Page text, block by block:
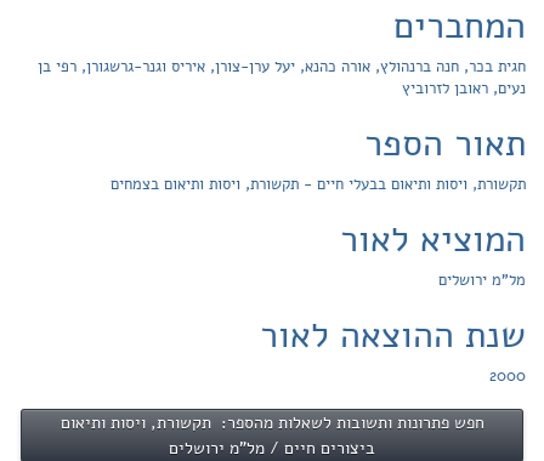
המחברים
חגית בכר, חנה ברנהולץ, אורה כהנא, יעל ערן-צורן, איריס וגנר-גרשגורן, רפי בן
נעים, ראובן לזרוביץ
תאור הספר
תקשורת, ויסות ותיאום בבעלי חיים - תקשורת, ויסות ותיאום בצמחים
המוציא לאור
מל"מ ירושלים
שנת ההוצאה לאור
2000
חפש פתרונות ותשובות לשאלות מהספר: תקשורת, ויסות ותיאום
ביצורים חיים / מל"מ ירושלים